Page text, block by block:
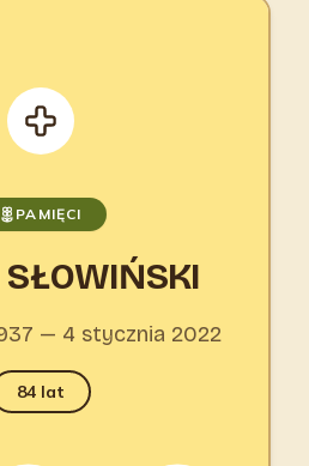
PAMIĘCI
— 4 stycznia 2022
84 lat